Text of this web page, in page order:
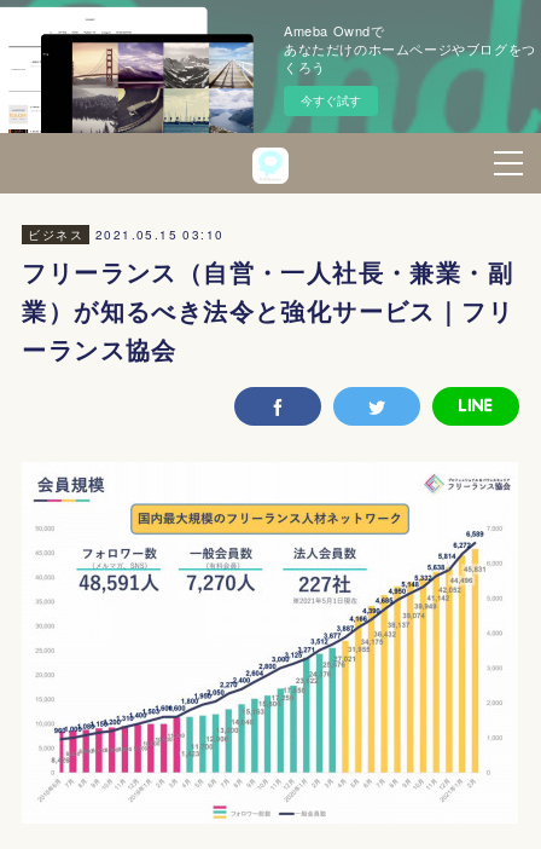
Ameba Owndで
あなただけのホームページやブログをつ
くろう
今すぐ試す
ビジネス 2021.05.15 03:10
フリーランス（自営・一人社長・兼業・副
業）が知るべき法令と強化サービス｜フリ
ーランス協会